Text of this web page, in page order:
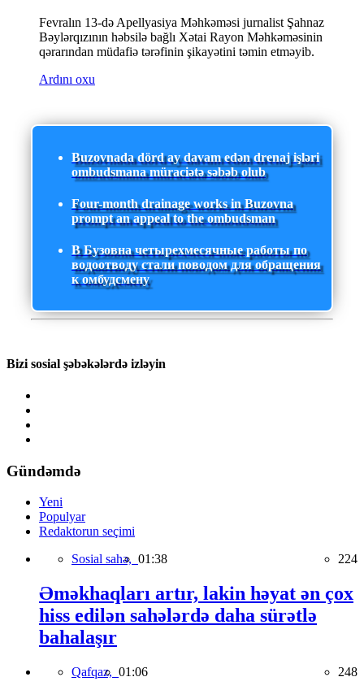
Fevralın 13-də Apellyasiya Məhkəməsi jurnalist Şahnaz
Bəylərqızının həbsilə bağlı Xətai Rayon Məhkəməsinin
qərarından müdafiə tərəfinin şikayətini təmin etməyib.
Ardını oxu
Buzovnada dörd ay davam edən drenaj işləri
ombudsmana müraciətə səbəb olub
Four-month drainage works in Buzovna
prompt an appeal to the ombudsman
В Бузовна четырехмесячные работы по
водоотводу стали поводом для обращения
к омбудсмену
Bizi sosial şəbəkələrdə izləyin
Gündəmdə
Yeni
Populyar
Redaktorun seçimi
Sosial sahə, 01:38 224
Əməkhaqları artır, lakin həyat ən çox
hiss edilən sahələrdə daha sürətlə
bahalaşır
Qafqaz, 01:06 248